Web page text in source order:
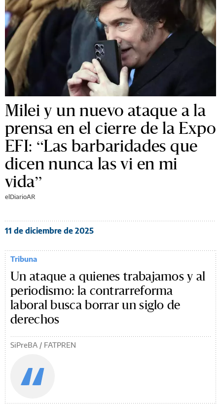
Milei y un nuevo ataque a la
prensa en el cierre de la Expo
EFI: “Las barbaridades que
dicen nunca las vi en mi
vida”
elDiarioAR
11 de diciembre de 2025
Tribuna
Un ataque a quienes trabajamos y al
periodismo: la contrarreforma
laboral busca borrar un siglo de
derechos
SiPreBA / FATPREN